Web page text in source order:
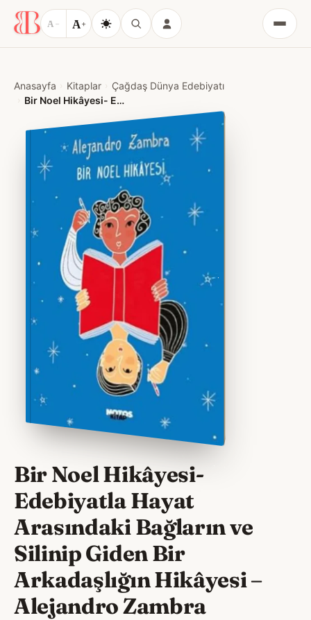
A − A+
Menü
Anasayfa Kitaplar
Çağdaş Dünya Edebiyatı
Bir Noel Hikâyesi- Edebiyatla Hayat Arasındaki Bağların ve Silinip Giden Bir Arkadaşlığın Hikâyesi
Bir Noel Hikâyesi-
Edebiyatla Hayat
Arasındaki Bağların ve
Silinip Giden Bir
Arkadaşlığın Hikâyesi–
Alejandro Zambra